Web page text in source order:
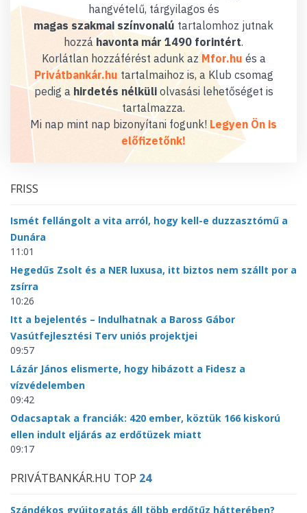
hangvételű, tárgyilagos és
magas szakmai színvonalú tartalomhoz jutnak
hozzáhavonta már 1490 forintért.
Korlátlan hozzáférést adunk az Mfor.hu és a
Privátbankár.hu tartalmaihoz is, a Klub csomag
pedig a hirdetés nélküliolvasási lehetőséget is
tartalmazza.
Mi nap mint nap bizonyítani fogunk! Legyen Ön is
előfizetőnk!
FRISS
Ismét fellángolt a vita arról, hogy kell-e duzzasztómű a
Dunára
11:01
Hegedűs Zsolt és a NER luxusa, itt biztos nem szállt por a
zsírra
10:26
Itt a bejelentés – Indulhatnak a Baross Gábor
Vasútfejlesztési Terv uniós projektjei
09:57
Lázár János elismerte, hogy hibázott a Fidesz a
vízvédelemben
09:42
Odacsaptak a franciák: 420 ember, köztük 166 kiskorú
ellen indult eljárás az erdőtüzek miatt
09:17
PRIVÁTBANKÁR.HU TOP 24
Szándékos gyújtogatás áll több erdőtűz hátterében?